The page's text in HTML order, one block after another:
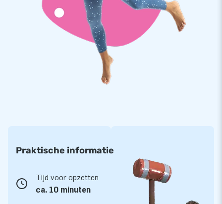
medewerkers. Wij leveren unieke opblaasattracties die door
steeds meer klanten gewaardeerd worden. Dat in combinatie
met onze professionele service en levering maken ons een
toonaangevende leverancier van springkastelen in Europa.
Praktische informatie
Tijd voor opzetten
ca. 10 minuten